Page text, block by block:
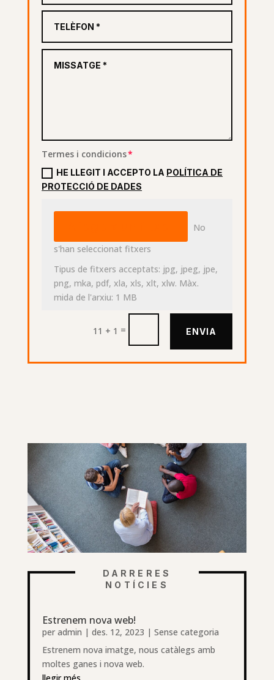
Termes i condicions
HE LLEGIT I ACCEPTO LA POLÍTICA DE
PROTECCIÓ DE DADES
No
s'han seleccionat fitxers
Tipus de fitxers acceptats: jpg, jpeg, jpe,
png, mka, pdf, xla, xls, xlt, xlw. Màx.
mida de l'arxiu: 1 MB
11 + 1 = ENVIA
DARRERES
NOTÍCIES
Estrenem nova web!
per admin | des. 12, 2023 | Sense categoria
Estrenem nova imatge, nous catàlegs amb
moltes ganes i nova web.